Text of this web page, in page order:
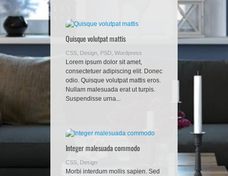
Quisque volutpat mattis
CSS Design PSD Wordpress
Lorem ipsum dolor sit amet,
consectetuer adipiscing elit. Donec
odio. Quisque volutpat mattis eros.
Nullam malesuada erat ut turpis.
Suspendisse urna...
Integer malesuada commodo
CSS Design
Morbi interdum mollis sapien. Sed